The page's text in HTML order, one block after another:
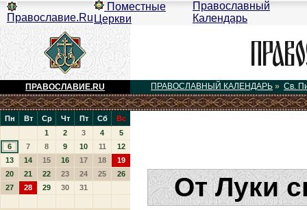
Православие.Ru
Поместные
Церкви
Православный
Календарь
ПРАВОСЛАВИЕ.RU ПРАВОСЛАВНЫЙ КАЛЕНДАРЬ » Св.
Пн Вт Ср Чт Пт Сб
Вс
1
2 3 4
5
6
7 8 9 10 11
12
13
14 15 16 17 18
19
20
21 22 23 24 25
26
27
28 29 30 31 От Луки